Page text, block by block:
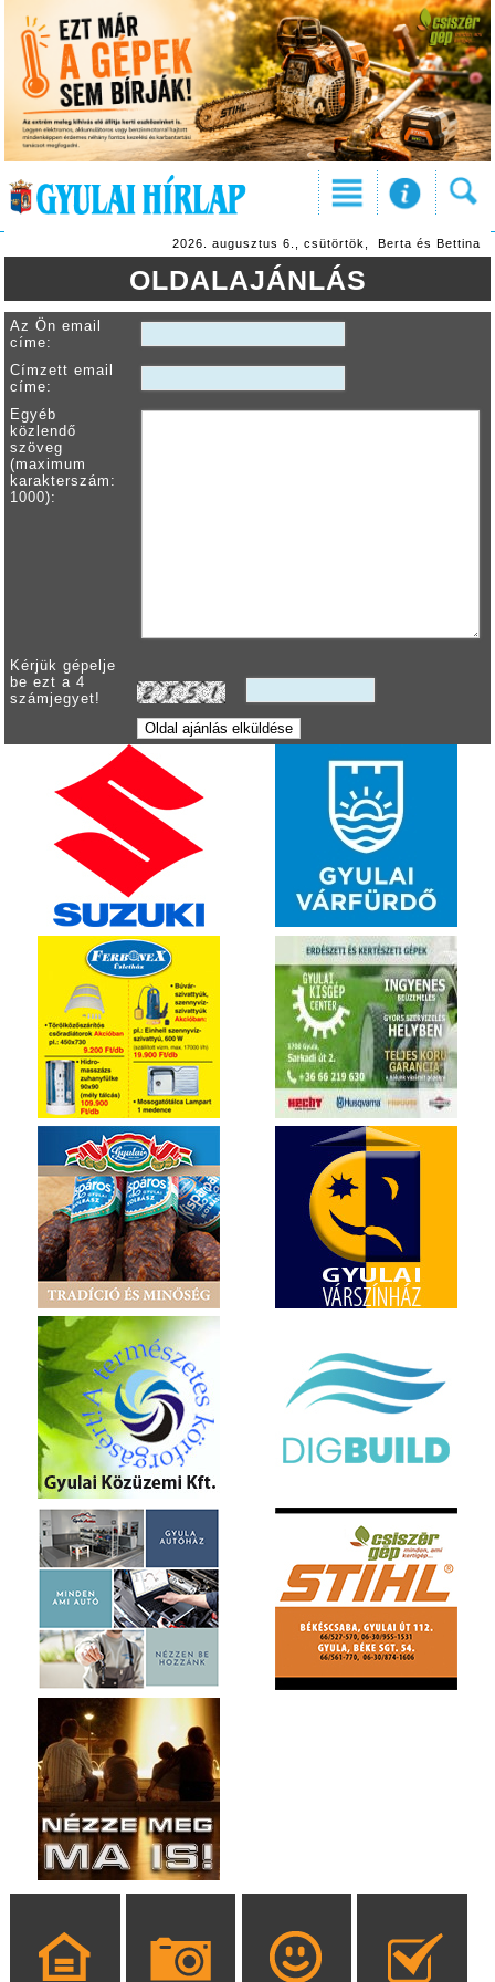
2026. augusztus 6., csütörtök, Berta és Bettina
OLDALAJÁNLÁS
Az Ön email
címe:
Címzett email
címe:
Egyéb
közlendő
szöveg
(maximum
karakterszám:
1000):
Kérjük gépelje
be ezt a 4
számjegyet!